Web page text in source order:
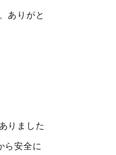
ありがと
りました
ら安全に